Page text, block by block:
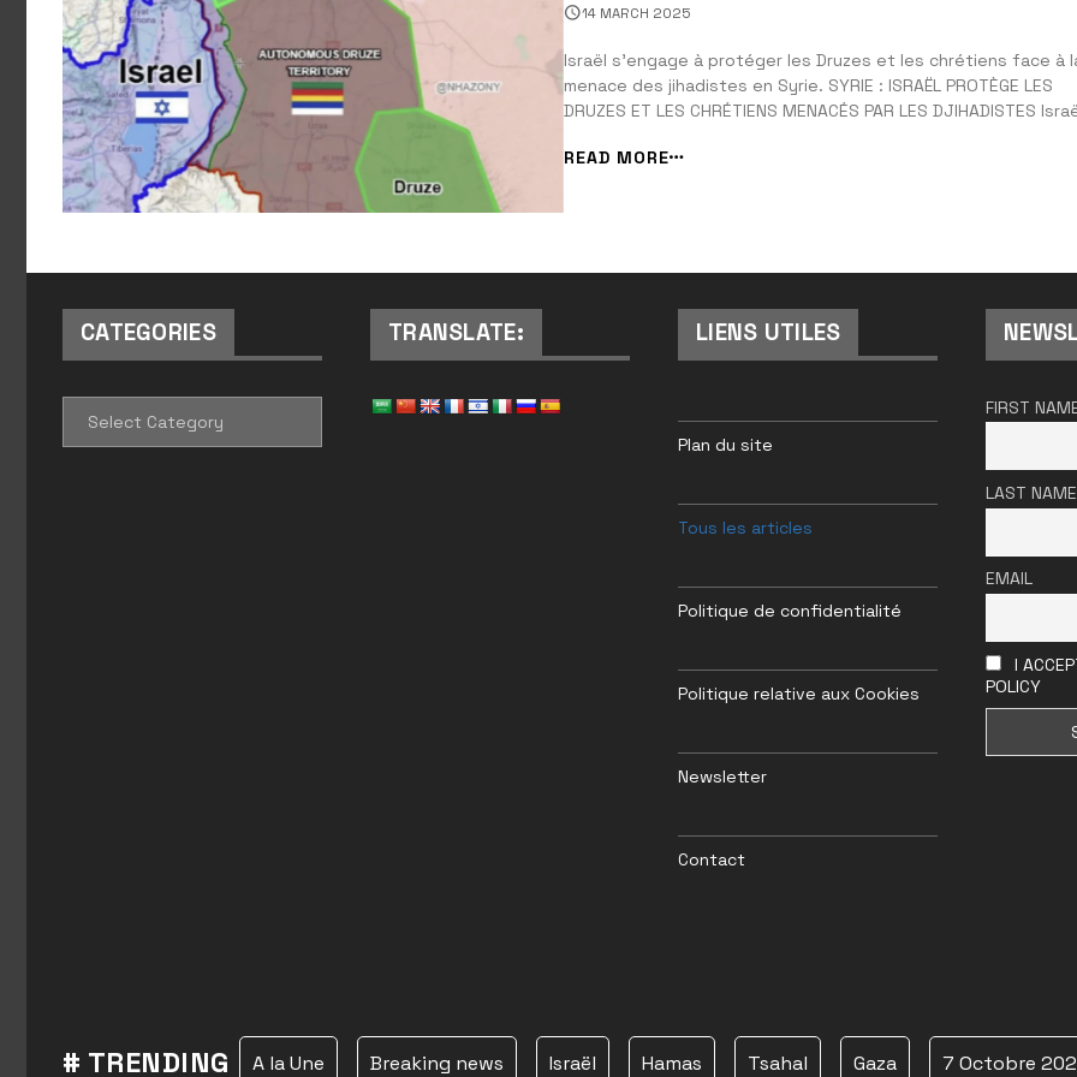
14 MARCH 2025
Israël s’engage à protéger les Druzes et les chrétiens face à
menace des jihadistes en Syrie. SYRIE : ISRAËL PROTÈGE LES
DRUZES ET LES CHRÉTIENS MENACÉS PAR LES DJIHADISTES
minorités druzes et chrétiennes en Syrie. Sans l’intervention
READ MORE
CATEGORIES TRANSLATE: LIENS UTILES
Plan du site
Tous les articles
Politique de confidentialité
Politique relative aux Cookies
Newsletter
Contact
FIRST
LAST NAME
EMAIL
I
POLICY
# TRENDING A la Une Breaking news Israël Hamas Tsahal Gaza 7 Octobre